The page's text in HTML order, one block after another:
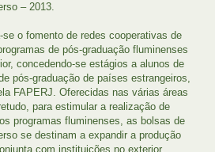
– 2013.
o fomento de redes cooperativas de
de pós-graduação fluminenses
concedendo-se estágios a alunos de
pós-graduação de países estrangeiros,
FAPERJ. Oferecidas nas várias áreas
para estimular a realização de
programas fluminenses, as bolsas de
se destinam a expandir a produção
com instituições no exterior.